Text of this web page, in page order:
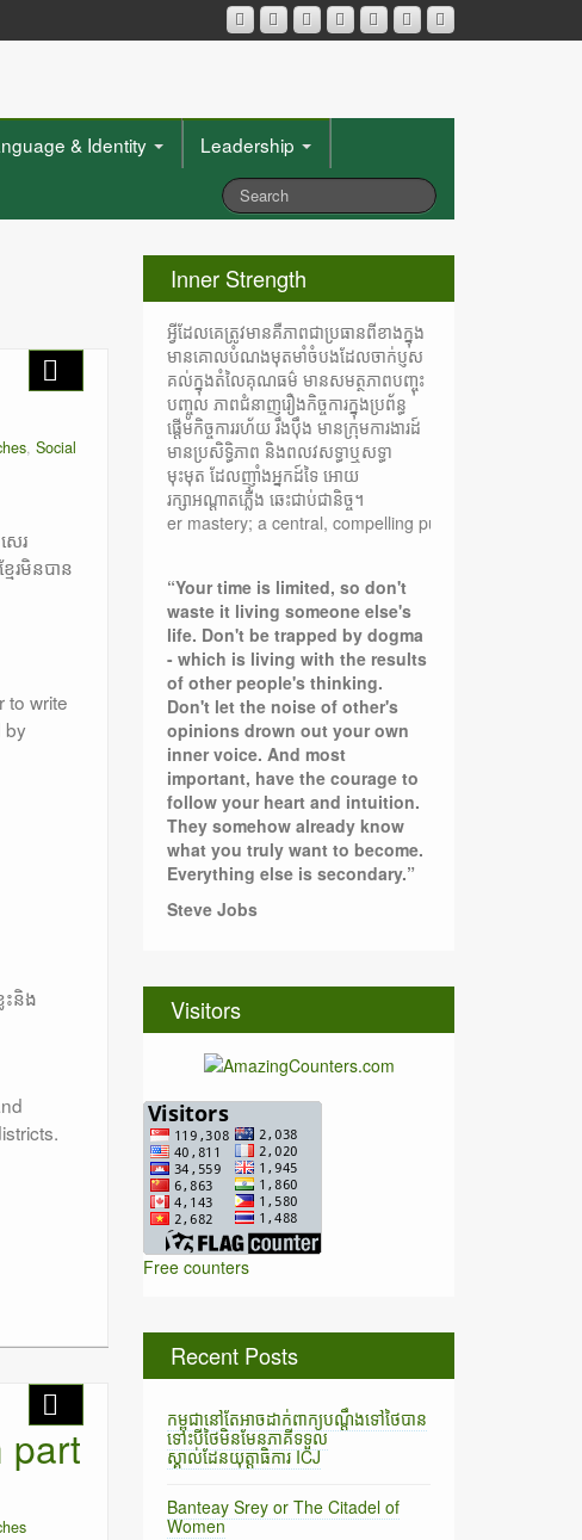
& Identity Leadership
, Social
េរ
ែរមិនបាន
to write
by
ះនិង
part
Inner Strength
អ្វីដែលគេត្រូវមានគឺភាពជាប្រធានពីខាងក្នុង
មានគោលបំណងមុតមាំចំបងដែលចាក់ប្ញស
គល់ក្នុងតំលៃគុណធម៌ មានសមត្ថភាពបញ្ចុះ
បញ្ចូល ភាពជំនាញរឿងកិច្ចការក្នុងប្រព័ន្ធ
ផ្តើមកិច្ចការរហ័យ រឹងប៉ឹង មានក្រុមការងារដ៍
មានប្រសិទ្ធិភាព និងពលវសទ្ធាឬសទ្ធា
មុះមុត ដែលញ៉ាំងអ្នកដ៍ទៃ អោយ
រក្សាអណ្តាតភ្លើង ឆេះជាប់ជានិច្ច។
are: inner mastery; a central, compelling purpose rooted in moral
“Your time is limited, so don't
waste it living someone else's
life. Don't be trapped by dogma
- which is living with the results
of other people's thinking.
Don't let the noise of other's
opinions drown out your own
inner voice. And most
important, have the courage to
follow your heart and intuition.
They somehow already know
what you truly want to become.
Everything else is secondary.”
Steve Jobs
Visitors
Free counters
Recent Posts
កម្ពុជានៅតែអាចដាក់ពាក្យបណ្តឹងទៅថៃបាន
ទោះបីថៃមិនមែនភាគីទទួល
ស្គាល់ដែនយុត្តាធិការ ICJ
Banteay Srey or The Citadel of
Women